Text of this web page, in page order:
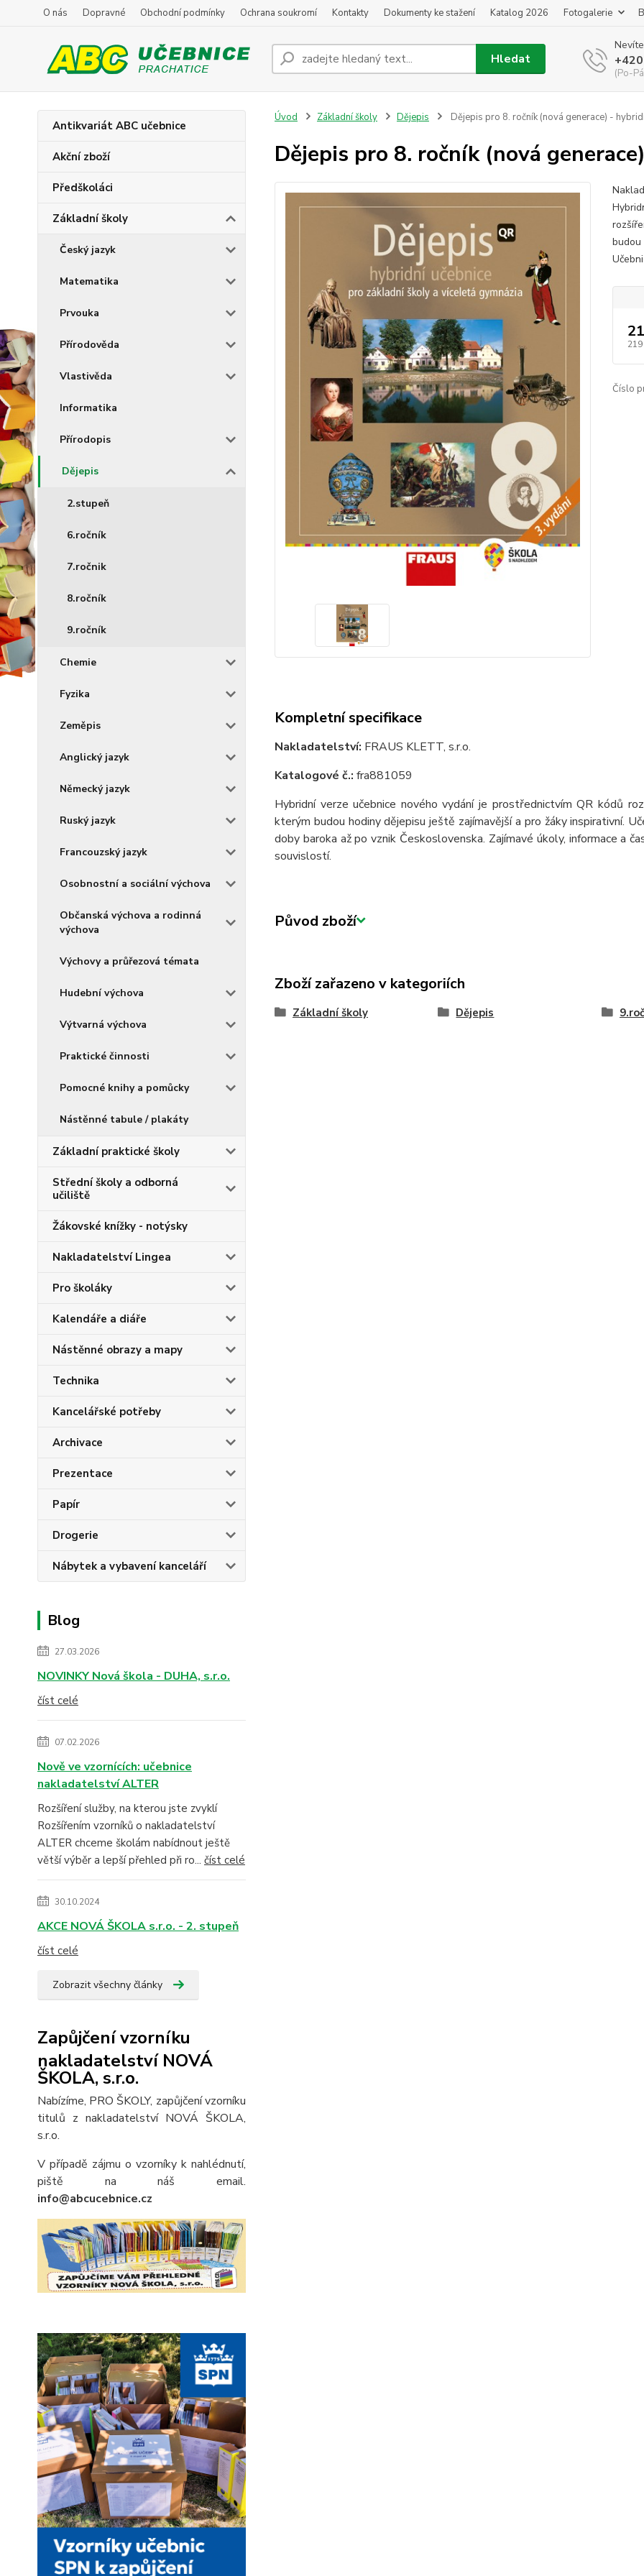
O nás Dopravné Obchodní podmínky Ochrana soukromí Kontakty Dokumenty ke stažení Katalog 2026 Fotogalerie
Hledat
(Po-
Antikvariát ABC učebnice
Akční zboží
Předškoláci
Základní školy
Český jazyk
Matematika
Prvouka
Přírodověda
Vlastivěda
Informatika
Přírodopis
Dějepis
2.stupeň
6.ročník
7.ročnik
8.ročník
9.ročník
Chemie
Fyzika
Zeměpis
Anglický jazyk
Německý jazyk
Ruský jazyk
Francouzský jazyk
Osobnostní a sociální výchova
Občanská výchova a rodinná
výchova
Výchovy a průřezová témata
Hudební výchova
Výtvarná výchova
Praktické činnosti
Pomocné knihy a pomůcky
Nástěnné tabule / plakáty
Základní praktické školy
Střední školy a odborná
učiliště
Žákovské knížky - notýsky
Nakladatelství Lingea
Pro školáky
Kalendáře a diáře
Nástěnné obrazy a mapy
Technika
Kancelářské potřeby
Archivace
Prezentace
Papír
Drogerie
Nábytek a vybavení kanceláří
Blog
27.03.2026
NOVINKY Nová škola - DUHA, s.r.o.
číst celé
07.02.2026
Nově ve vzornících: učebnice
nakladatelství ALTER
Rozšíření služby, na kterou jste zvyklí
Rozšířením vzorníků o nakladatelství
ALTER chceme školám nabídnout ještě
větší výběr a lepší přehled při ro... číst celé
30.10.2024
AKCE NOVÁ ŠKOLA s.r.o. - 2. stupeň
číst celé
Zobrazit všechny články
Zapůjčení vzorníku
nakladatelství NOVÁ
ŠKOLA, s.r.o.
Nabízíme, PRO ŠKOLY, zapůjčení vzorníku
titulů z nakladatelství NOVÁ ŠKOLA,
s.r.o.
V případě zájmu o vzorníky k nahlédnutí,
piště na náš email.
info@abcucebnice.cz
Úvod Základní školy Dějepis Dějepis pro 8. ročník (nová generace) -
Dějepis pro 8. ročník (nová
budou
219
Číslo
Kompletní specifikace
Nakladatelství: FRAUS KLETT, s.r.o.
Katalogové č.: fra881059
Hybridní verze učebnice nového vydání je prostřednictvím QR kódů
kterým budou hodiny dějepisu ještě zajímavější a pro žáky inspirativní.
doby baroka až po vznik Československa. Zajímavé úkoly, informace a
souvislostí.
Původ zboží
Zboží zařazeno v kategoriích
Základní školy Dějepis